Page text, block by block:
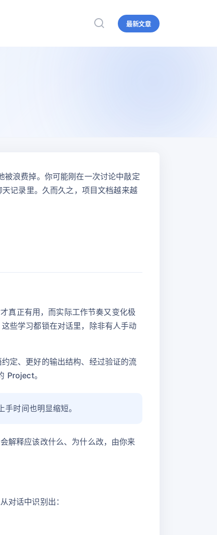
最新文章
被浪费掉。你可能刚在一次讨论中敲定
记录里。久而久之，项目文档越来越
真正有用，而实际工作节奏又变化极
些学习都锁在对话里，除非有人手动
定、更好的输出结构、经过验证的流
Project。
时间也明显缩短。
解释应该改什么、为什么改，由你来
对话中识别出：